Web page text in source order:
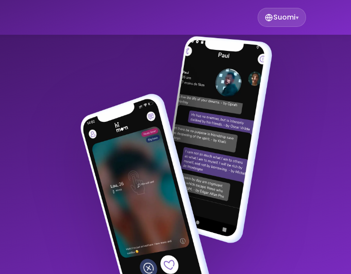
Suomi▾